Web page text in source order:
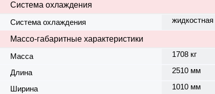
Система охлаждения
Система охлаждения
жидкостная
Массо-габаритные характеристики
Масса
1708 кг
Длина 2510 мм
Ширина 1010 мм